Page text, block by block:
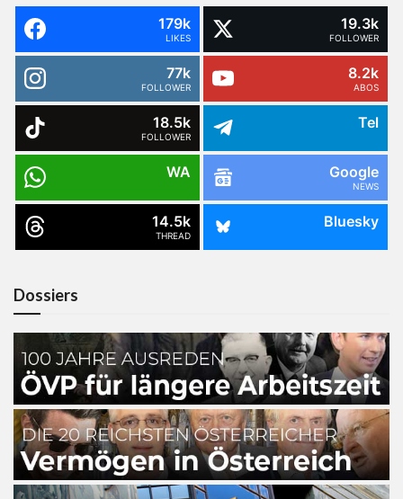
179k
LIKES
19.3k
FOLLOWER
77k
FOLLOWER
8.2k
ABOS
18.5k
FOLLOWER
Tel
WA Google
NEWS
14.5k
THREAD
Bluesky
Dossiers